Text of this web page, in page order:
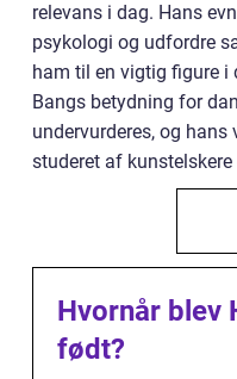
relevans i dag. Hans
psykologi og udfordre
ham til en vigtig figure i
Bangs betydning for
undervurderes, og
studeret af kunstelskere
Hvornår blev
født?